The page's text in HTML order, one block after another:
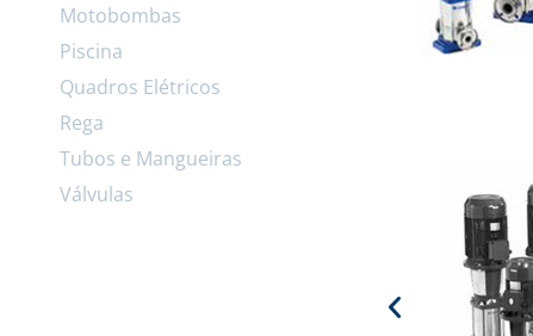
Motobombas
Piscina
Quadros Elétricos
Rega
Tubos e Mangueiras
Válvulas